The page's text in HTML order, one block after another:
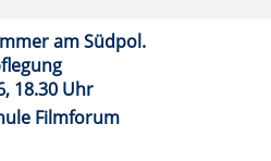
am Südpol.
18.30 Uhr
Filmforum